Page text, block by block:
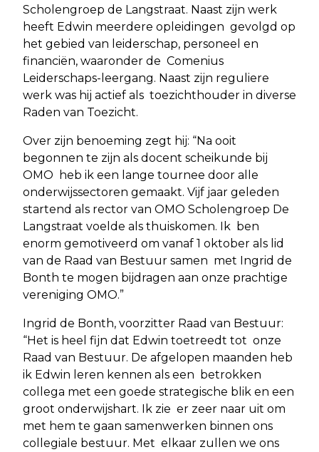
Scholengroep de Langstraat. Naast zijn werk
heeft Edwin meerdere opleidingen gevolgd op
het gebied van leiderschap, personeel en
financiën, waaronder de Comenius
Leiderschaps-leergang. Naast zijn reguliere
werk was hij actief als toezichthouder in diverse
Raden van Toezicht.
Over zijn benoeming zegt hij: “Na ooit
begonnen te zijn als docent scheikunde bij
OMO heb ik een lange tournee door alle
onderwijssectoren gemaakt. Vijf jaar geleden
startend als rector van OMO Scholengroep De
Langstraat voelde als thuiskomen. Ik ben
enorm gemotiveerd om vanaf 1 oktober als lid
van de Raad van Bestuur samen met Ingrid de
Bonth te mogen bijdragen aan onze prachtige
vereniging OMO.”
Ingrid de Bonth, voorzitter Raad van Bestuur:
“Het is heel fijn dat Edwin toetreedt tot onze
Raad van Bestuur. De afgelopen maanden heb
ik Edwin leren kennen als een betrokken
collega met een goede strategische blik en een
groot onderwijshart. Ik zie er zeer naar uit om
met hem te gaan samenwerken binnen ons
collegiale bestuur. Met elkaar zullen we ons